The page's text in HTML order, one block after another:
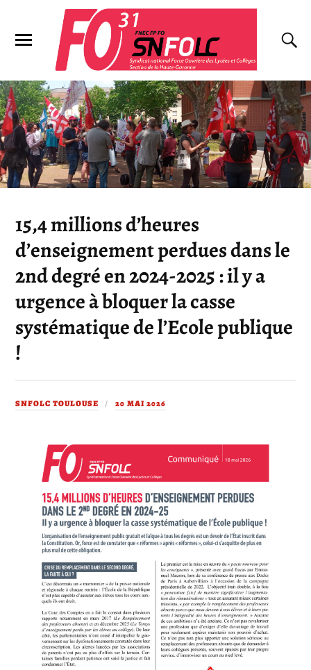
15,4 millions d’heures
d’enseignement perdues dans le
2nd degré en 2024-2025 : il y a
urgence à bloquer la casse
systématique de l’Ecole publique
!
SNFOLC TOULOUSE 20 MAI 2026